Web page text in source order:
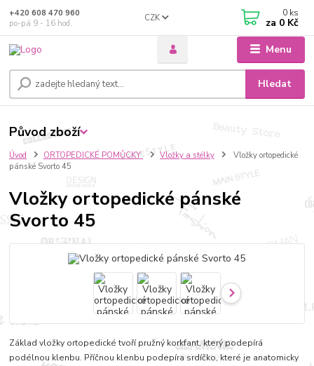
Menu
CZK
Hledat
+420 608 470 960
po-pá 9 - 16 hod.
0 ks
za 0 Kč
Úvod ORTOPEDICKÉ POMŮCKY Vložky a stélky
Vložky ortopedické
pánské Svorto 45
Vložky ortopedické pánské
Svorto 45
Základ vložky ortopedické tvoří pružný korkfant, který podepírá
podélnou klenbu. Příčnou klenbu podepíra srdíčko, které je anatomicky
Původ zboží